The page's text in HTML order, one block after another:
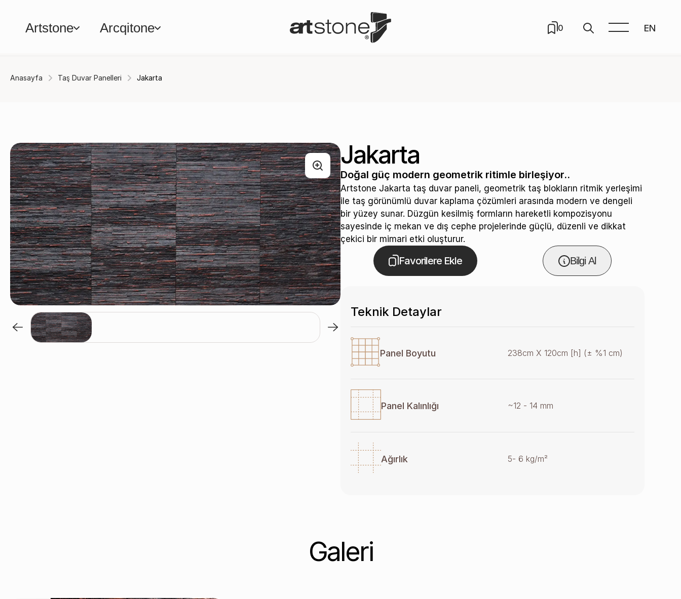
Artstone Arcqitone 0 EN
Anasayfa Taş Duvar Panelleri Jakarta
Carmin / S-822 Blanca / S-821-01
Jakarta
Doğal güç modern geometrik ritimle birleşiyor..
Artstone Jakarta taş duvar paneli, geometrik taş blokların ritmik yerleşimi
ile taş görünümlü duvar kaplama çözümleri arasında modern ve dengeli
bir yüzey sunar. Düzgün kesilmiş formların hareketli kompozisyonu
sayesinde iç mekan ve dış cephe projelerinde güçlü, düzenli ve dikkat
çekici bir mimari etki oluşturur.
Favorilere Ekle Bilgi Al
Teknik Detaylar
Panel Boyutu 238cm X 120cm [h] (± %1 cm)
Panel Kalınlığı ~12 - 14 mm
Ağırlık 5- 6 kg/m²
Galeri